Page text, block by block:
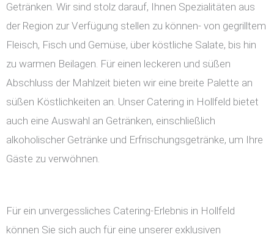
Getränken. Wir sind stolz darauf, Ihnen Spezialitäten aus
der Region zur Verfügung stellen zu können- von gegrilltem
Fleisch, Fisch und Gemüse, über köstliche Salate, bis hin
zu warmen Beilagen. Für einen leckeren und süßen
Abschluss der Mahlzeit bieten wir eine breite Palette an
süßen Köstlichkeiten an. Unser Catering in Hollfeld bietet
auch eine Auswahl an Getränken, einschließlich
alkoholischer Getränke und Erfrischungsgetränke, um Ihre
Gäste zu verwöhnen.
Für ein unvergessliches Catering-Erlebnis in Hollfeld
können Sie sich auch für eine unserer exklusiven